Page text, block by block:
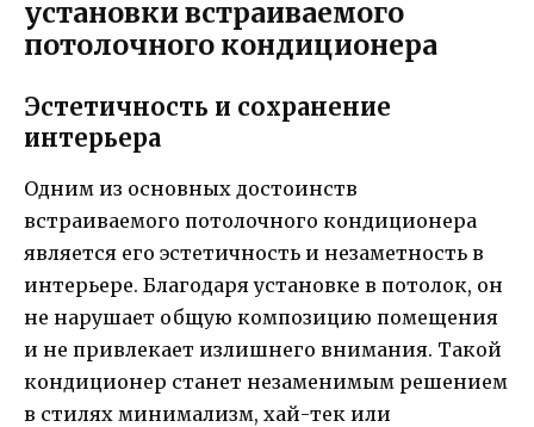
установки встраиваемого
потолочного кондиционера
Эстетичность и сохранение
интерьера
Одним из основных достоинств
встраиваемого потолочного кондиционера
является его эстетичность и незаметность в
интерьере. Благодаря установке в потолок, он
не нарушает общую композицию помещения
и не привлекает излишнего внимания. Такой
кондиционер станет незаменимым решением
в стилях минимализм, хай-тек или